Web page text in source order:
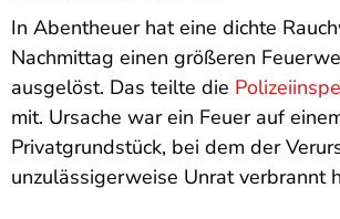
In Abentheuer hat eine dichte
Nachmittag einen größeren
ausgelöst. Das teilte die
mit. Ursache war ein Feuer auf
Privatgrundstück, bei dem der
unzulässigerweise Unrat verbrannt